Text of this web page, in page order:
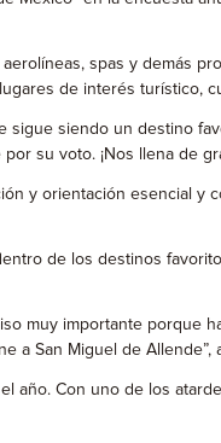
spas y
de interés turístico,
sigue siendo un destino
su voto. ¡Nos llena de
y orientación
de los destinos
muy importante porque
San Miguel de
año. Con uno de los